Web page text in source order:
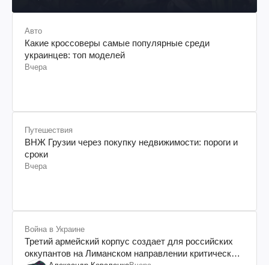
Авто
Какие кроссоверы самые популярные среди
украинцев: топ моделей
Вчера
Путешествия
ВНЖ Грузии через покупку недвижимости: пороги и
сроки
Вчера
Война в Украине
Третий армейский корпус создает для российских
оккупантов на Лиманском направлении критический